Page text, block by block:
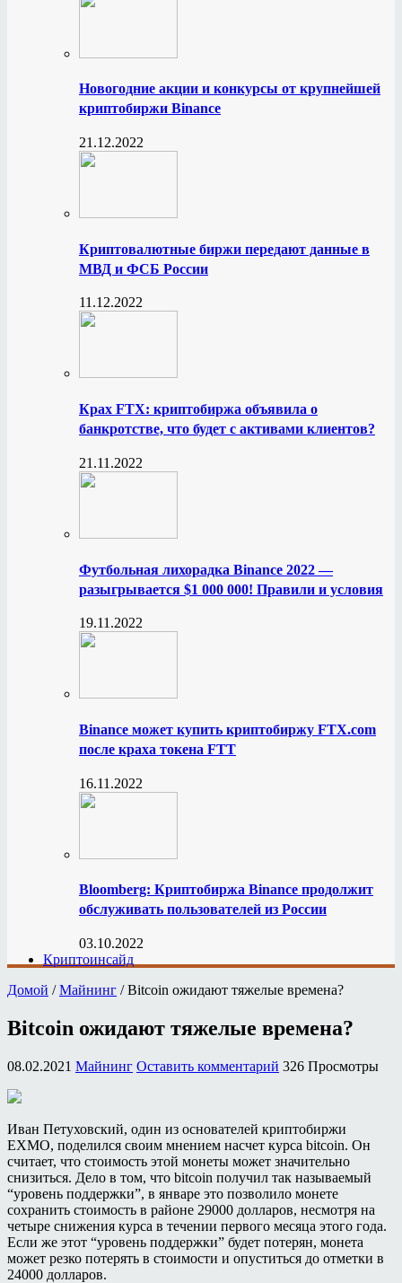
Новогодние акции и конкурсы от крупнейшей
криптобиржи Binance
21.12.2022
Криптовалютные биржи передают данные в
МВД и ФСБ России
11.12.2022
Крах FTX: криптобиржа объявила о
банкротстве, что будет с активами клиентов?
21.11.2022
Футбольная лихорадка Binance 2022 —
разыгрывается $1 000 000! Правили и условия
19.11.2022
Binance может купить криптобиржу FTX.com
после краха токена FTT
16.11.2022
Bloomberg: Криптобиржа Binance продолжит
обслуживать пользователей из России
03.10.2022
Криптоинсайд
Домой / Майнинг / Bitcoin ожидают тяжелые времена?
Bitcoin ожидают тяжелые времена?
08.02.2021 Майнинг Оставить комментарий 326 Просмотры
Иван Петуховский, один из основателей криптобиржи
EXMO, поделился своим мнением насчет курса bitcoin. Он
считает, что стоимость этой монеты может значительно
снизиться. Дело в том, что bitcoin получил так называемый
“уровень поддержки”, в январе это позволило монете
сохранить стоимость в районе 29000 долларов, несмотря на
четыре снижения курса в течении первого месяца этого года.
Если же этот “уровень поддержки” будет потерян, монета
может резко потерять в стоимости и опуститься до отметки в
24000 долларов.